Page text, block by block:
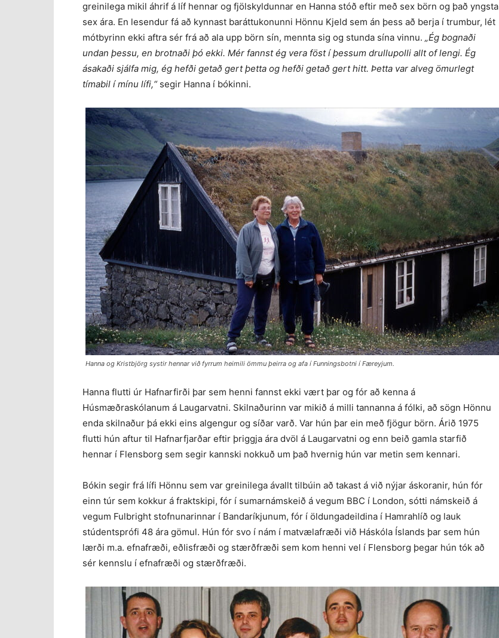
greinilega mikil áhrif á líf hennar og fjölskyldunnar en Hanna stóð eftir með sex börn og það yngsta
sex ára. En lesendur fá að kynnast baráttukonunni Hönnu Kjeld sem án þess að berja í trumbur, lét
mótbyrinn ekki aftra sér frá að ala upp börn sín, mennta sig og stunda sína vinnu. „Ég bognaði
undan þessu, en brotnaði þó ekki. Mér fannst ég vera föst í þessum drullupolli allt of lengi. Ég
ásakaði sjálfa mig, ég hefði getað gert þetta og hefði getað gert hitt. Þetta var alveg ömurlegt
tímabil í mínu lífi,“segir Hanna í bókinni.
Hanna og Kristbjörg systir hennar við fyrrum heimili ömmu þeirra og afa í Funningsbotni í Færeyjum.
Hanna flutti úr Hafnarfirði þar sem henni fannst ekki vært þar og fór að kenna á
Húsmæðraskólanum á Laugarvatni. Skilnaðurinn var mikið á milli tannanna á fólki, að sögn Hönnu
enda skilnaður þá ekki eins algengur og síðar varð. Var hún þar ein með fjögur börn. Árið 1975
flutti hún aftur til Hafnarfjarðar eftir þriggja ára dvöl á Laugarvatni og enn beið gamla starfið
hennar í Flensborg sem segir kannski nokkuð um það hvernig hún var metin sem kennari.
Bókin segir frá lífi Hönnu sem var greinilega ávallt tilbúin að takast á við nýjar áskoranir, hún fór
einn túr sem kokkur á fraktskipi, fór í sumarnámskeið á vegum BBC í London, sótti námskeið á
vegum Fulbright stofnunarinnar í Bandaríkjunum, fór í öldungadeildina í Hamrahlíð og lauk
stúdentsprófi 48 ára gömul. Hún fór svo í nám í matvælafræði við Háskóla Íslands þar sem hún
lærði m.a. efnafræði, eðlisfræði og stærðfræði sem kom henni vel í Flensborg þegar hún tók að
sér kennslu í efnafræði og stærðfræði.